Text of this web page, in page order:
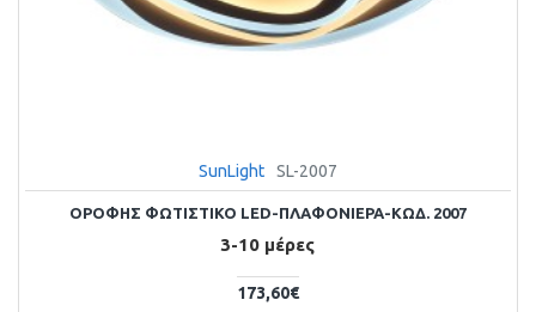
SunLight SL-2007
ΟΡΟΦΗΣ ΦΩΤΙΣΤΙΚΟ LED-ΠΛΑΦΟΝΙΕΡΑ-ΚΩΔ. 2007
3-10 μέρες
173,60€